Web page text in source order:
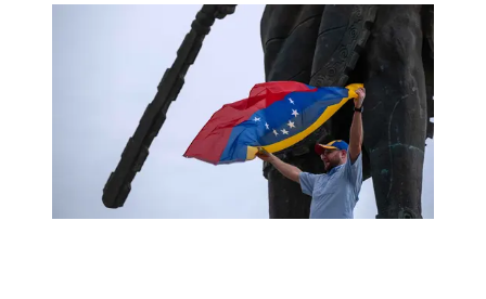
Menurut data Organisasi Internasional untuk Migrasi
Perserikatan Bangsa Bangsa (PBB), sekitar 7,7 juta
warga Venezuela telah meninggalkan negara itu sejak
2014. Tampak dalam foto, seorang warga Venezuela
yang tinggal di Meksiko mengibarkan bendera nasional
saat merayakan penangkapan pemimpin mereka,
Nicolas Maduro, di monumen Cuauhtemoc, Tijuana,
pada 3 Januari 2026. (Guillermo Arias/AFP)